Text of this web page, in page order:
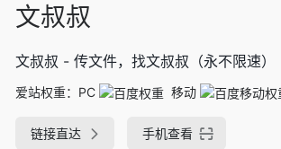
文叔叔
文叔叔 - 传文件，找文叔叔（永不限速）
爱站权重： PC 移动
链接直达 手机查看